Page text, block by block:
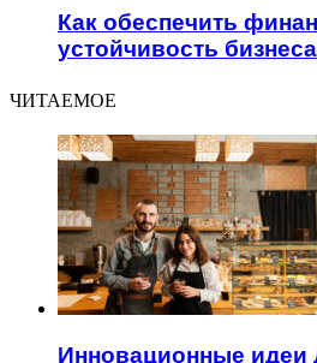
Как обеспечить
устойчивость бизнеса
ЧИТАЕМОЕ
Инновационные идеи